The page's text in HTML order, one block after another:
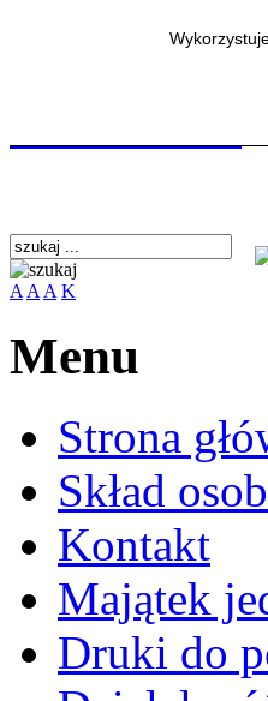
A A A K
Menu
Strona
Skład
Kontakt
Majątek
Druki do